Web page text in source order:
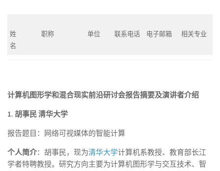
姓
名
职称 单位 联系电话 电子邮箱 相关专业
计算机图形学和混合现实前沿研讨会报告摘要及演讲者介绍
1. 胡事民清华大学
报告题目：网络可视媒体的智能计算
个人简介：胡事民，现为清华大学计算机系教授、教育部长江
学者特聘教授。研究方向主要为计算机图形学与交互技术、智